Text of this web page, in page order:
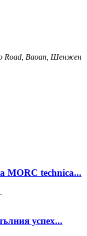
Road, Baoan, Шенжен
MORC technica...
успех...